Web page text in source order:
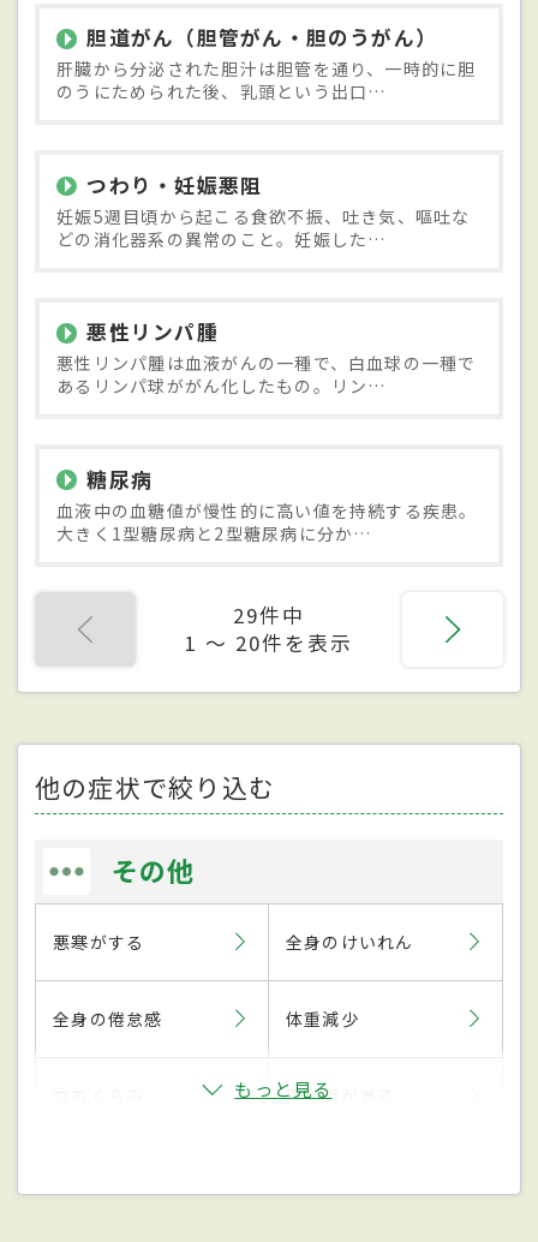
胆道がん（胆管がん・胆のうがん）
肝臓から分泌された胆汁は胆管を通り、一時的に胆
のうにためられた後、乳頭という出口…
つわり・妊娠悪阻
妊娠5週目頃から起こる食欲不振、吐き気、嘔吐な
どの消化器系の異常のこと。妊娠した…
悪性リンパ腫
悪性リンパ腫は血液がんの一種で、白血球の一種で
あるリンパ球ががん化したもの。リン…
糖尿病
血液中の血糖値が慢性的に高い値を持続する疾患。
大きく1型糖尿病と2型糖尿病に分か…
29件中
1 〜 20件を表示
他の症状で絞り込む
その他
悪寒がする 全身のけいれん
全身の倦怠感 体重減少
不整脈がある
もっと見る